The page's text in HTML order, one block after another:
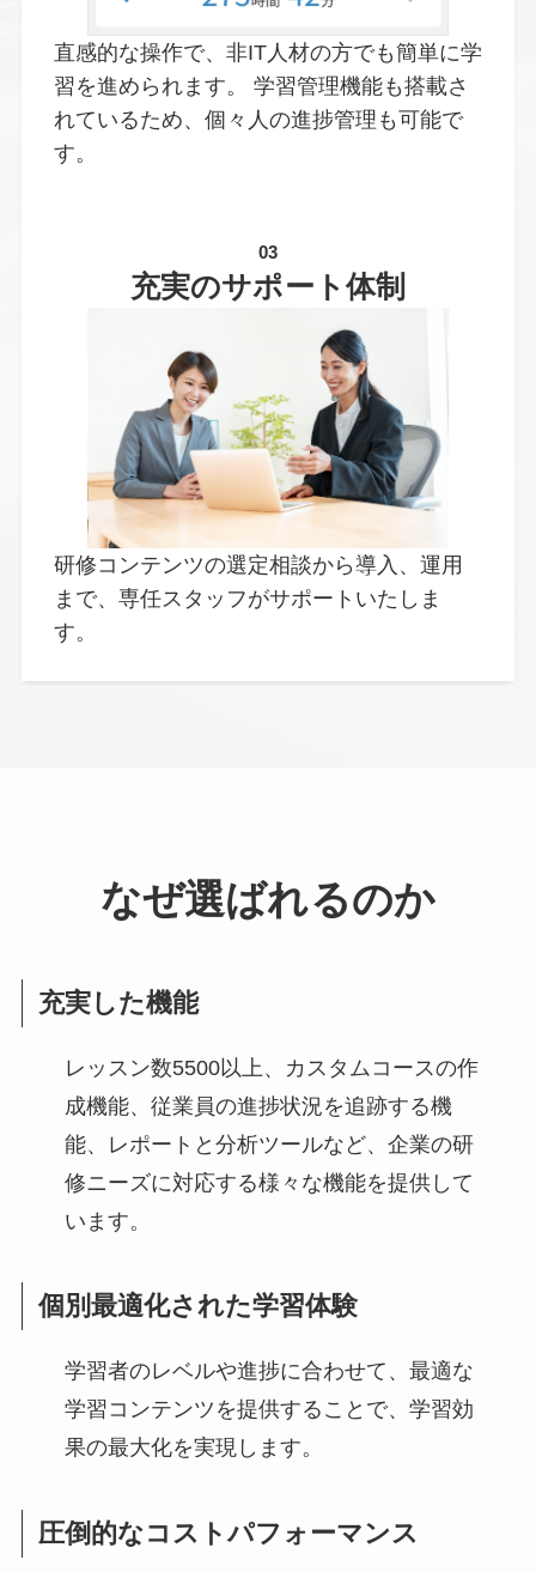
直感的な操作で、非IT人材の方でも簡単に学
習を進められます。 学習管理機能も搭載さ
れているため、個々人の進捗管理も可能で
す。
03
充実のサポート体制
研修コンテンツの選定相談から導入、運用
まで、専任スタッフがサポートいたしま
す。
なぜ選ばれるのか
充実した機能
レッスン数5500以上、カスタムコースの作
成機能、従業員の進捗状況を追跡する機
能、レポートと分析ツールなど、企業の研
修ニーズに対応する様々な機能を提供して
います。
個別最適化された学習体験
学習者のレベルや進捗に合わせて、最適な
学習コンテンツを提供することで、学習効
果の最大化を実現します。
圧倒的なコストパフォーマンス